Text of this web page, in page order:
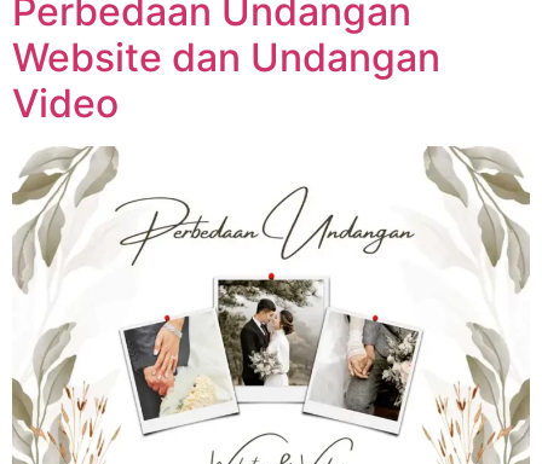
Perbedaan Undangan
Website dan Undangan
Video